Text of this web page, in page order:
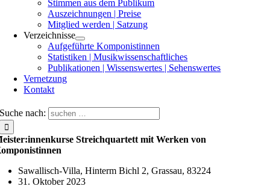
Stimmen aus dem Publikum
Auszeichnungen | Preise
Mitglied werden | Satzung
Verzeichnisse
Aufgeführte Komponistinnen
Statistiken | Musikwissenschaftliches
Publikationen | Wissenswertes | Sehenswertes
Vernetzung
Kontakt
Suche nach:
Streichquartett mit Werken von
Sawallisch-Villa, Hinterm Bichl 2, Grassau, 83224
31. Oktober 2023